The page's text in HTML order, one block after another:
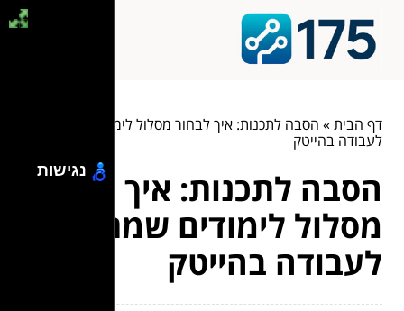
דף הבית» הסבה לתכנות: איך לבחור מסלול לימודים שמתאים
לעבודה בהייטק
הסבה לתכנות: איך לבחור
מסלול לימודים שמתאים
לעבודה בהייטק
נגישות